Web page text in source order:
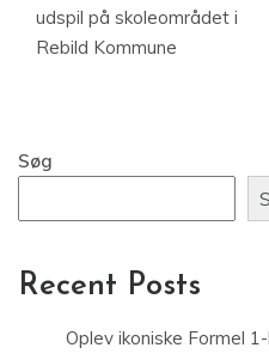
udspil på skoleområdet i
Rebild Kommune
Søg
Recent Posts
Oplev ikoniske Formel